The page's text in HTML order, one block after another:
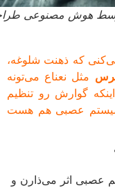
هوش مصنوعی طراحی
که ذهنت شلوغه،
مثل نعناع می‌تونه
گوارش رو تنظیم
عصبی هم هست
اثر می‌ذارن و